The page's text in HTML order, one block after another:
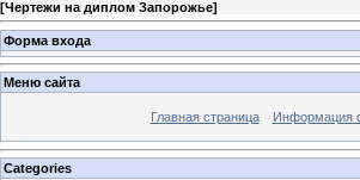
[Чертежи на диплом Запорожье]
Форма входа
Меню сайта
Главная страница Информация
Categories